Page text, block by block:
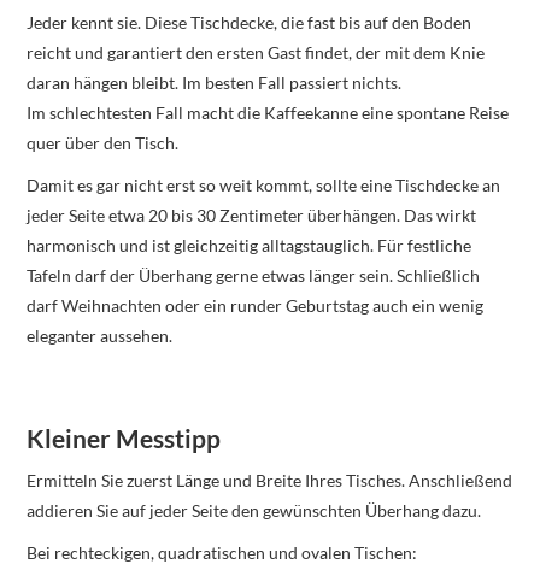
Jeder kennt sie. Diese Tischdecke, die fast bis auf den Boden
reicht und garantiert den ersten Gast findet, der mit dem Knie
daran hängen bleibt. Im besten Fall passiert nichts.
Im schlechtesten Fall macht die Kaffeekanne eine spontane Reise
quer über den Tisch.
Damit es gar nicht erst so weit kommt, sollte eine Tischdecke an
jeder Seite etwa 20 bis 30 Zentimeter überhängen. Das wirkt
harmonisch und ist gleichzeitig alltagstauglich. Für festliche
Tafeln darf der Überhang gerne etwas länger sein. Schließlich
darf Weihnachten oder ein runder Geburtstag auch ein wenig
eleganter aussehen.
Kleiner Messtipp
Ermitteln Sie zuerst Länge und Breite Ihres Tisches. Anschließend
addieren Sie auf jeder Seite den gewünschten Überhang dazu.
Bei rechteckigen, quadratischen und ovalen Tischen: